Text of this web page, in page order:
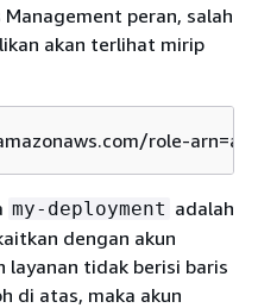
peran, salah
akan terlihat mirip
role-
my-deployment adalah
dengan akun
layanan tidak berisi baris
di atas, maka akun